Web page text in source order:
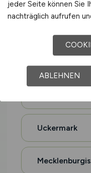
Uckermark
jeder Seite können Sie
nachträglich aufrufen
ABLEHNEN